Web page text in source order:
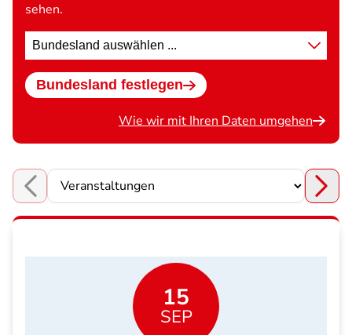
sehen.
Standort
wählen
Bundesland festlegen
Wie wir mit Ihren Daten umgehen
Choose a section
15
SEP